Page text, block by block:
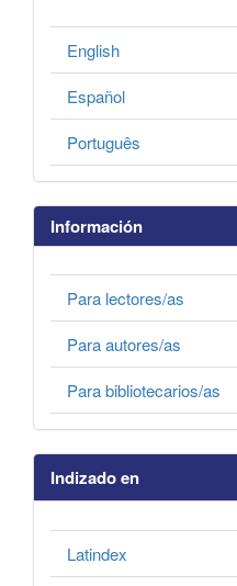
English
Español
Português
Información
Para lectores/as
Para autores/as
Para bibliotecarios/as
Indizado en
Latindex